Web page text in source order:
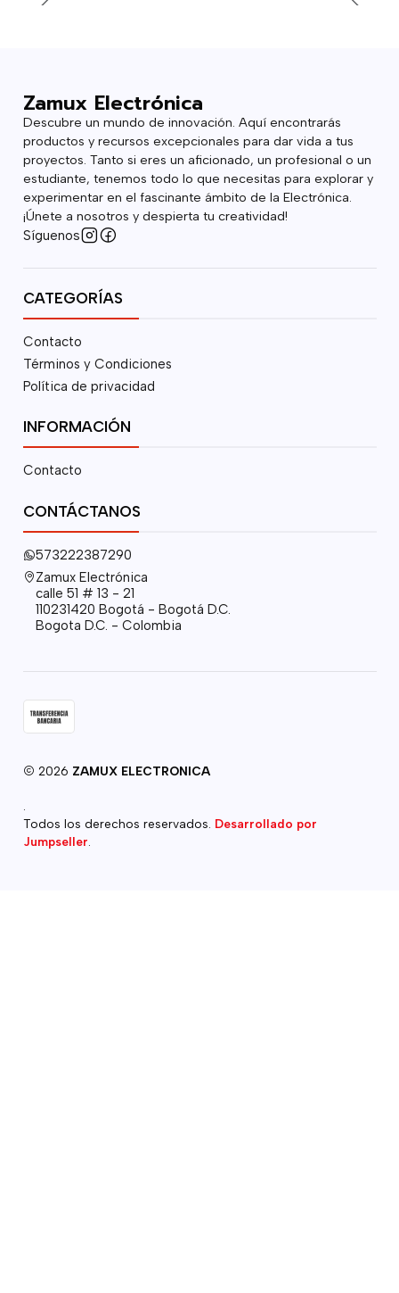
Zamux Electrónica
Descubre un mundo de innovación. Aquí encontrarás
productos y recursos excepcionales para dar vida a tus
proyectos. Tanto si eres un aficionado, un profesional o un
estudiante, tenemos todo lo que necesitas para explorar y
experimentar en el fascinante ámbito de la Electrónica.
¡Únete a nosotros y despierta tu creatividad!
Síguenos
CATEGORÍAS
Contacto
Términos y Condiciones
Política de privacidad
INFORMACIÓN
Contacto
CONTÁCTANOS
573222387290
Zamux Electrónica
calle 51 # 13 - 21
110231420 Bogotá - Bogotá D.C.
Bogota D.C. - Colombia
2026 ZAMUX ELECTRONICA
.
Todos los derechos reservados. Desarrollado por
Jumpseller.